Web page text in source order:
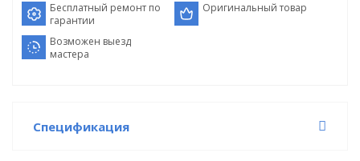
Бесплатный ремонт по
гарантии
Оригинальный товар
Возможен выезд
мастера
Спецификация